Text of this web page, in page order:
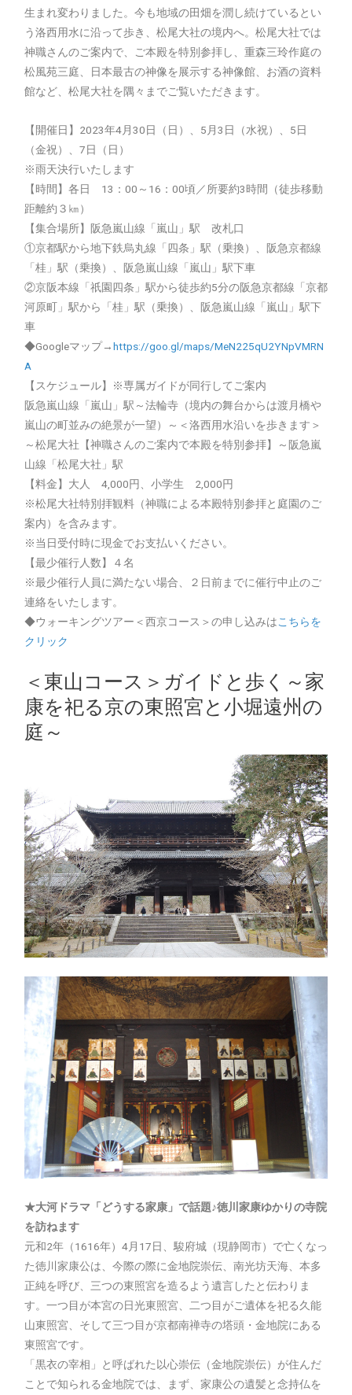
生まれ変わりました。今も地域の田畑を潤し続けているとい
う洛西用水に沿って歩き、松尾大社の境内へ。松尾大社では
神職さんのご案内で、ご本殿を特別参拝し、重森三玲作庭の
松風苑三庭、日本最古の神像を展示する神像館、お酒の資料
館など、松尾大社を隅々までご覧いただきます。
【開催日】2023年4月30日（日）、5月3日（水祝）、5日
（金祝）、7日（日）
※雨天決行いたします
【時間】各日 13：00～16：00頃／所要約3時間（徒歩移動
距離約３㎞）
【集合場所】阪急嵐山線「嵐山」駅 改札口
①京都駅から地下鉄烏丸線「四条」駅（乗換）、阪急京都線
「桂」駅（乗換）、阪急嵐山線「嵐山」駅下車
②京阪本線「祇園四条」駅から徒歩約5分の阪急京都線「京都
河原町」駅から「桂」駅（乗換）、阪急嵐山線「嵐山」駅下
車
◆Googleマップ→https://goo.gl/maps/MeN225qU2YNpVMRN
A
【スケジュール】※専属ガイドが同行してご案内
阪急嵐山線「嵐山」駅～法輪寺（境内の舞台からは渡月橋や
嵐山の町並みの絶景が一望）～＜洛西用水沿いを歩きます＞
～松尾大社【神職さんのご案内で本殿を特別参拝】～阪急嵐
山線「松尾大社」駅
【料金】大人 4,000円、小学生 2,000円
※松尾大社特別拝観料（神職による本殿特別参拝と庭園のご
案内）を含みます。
※当日受付時に現金でお支払いください。
【最少催行人数】４名
※最少催行人員に満たない場合、２日前までに催行中止のご
連絡をいたします。
◆ウォーキングツアー＜西京コース＞の申し込みはこちらを
クリック
＜東山コース＞ガイドと歩く～家
康を祀る京の東照宮と小堀遠州の
庭～
★大河ドラマ「どうする家康」で話題♪徳川家康ゆかりの寺院
を訪ねます
元和2年（1616年）4月17日、駿府城（現静岡市）で亡くなっ
た徳川家康公は、今際の際に金地院崇伝、南光坊天海、本多
正純を呼び、三つの東照宮を造るよう遺言したと伝わりま
す。一つ目が本宮の日光東照宮、二つ目がご遺体を祀る久能
山東照宮、そして三つ目が京都南禅寺の塔頭・金地院にある
東照宮です。
「黒衣の宰相」と呼ばれた以心崇伝（金地院崇伝）が住んだ
ことで知られる金地院では、まず、家康公の遺髪と念持仏を